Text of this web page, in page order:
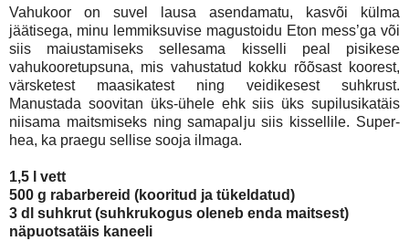
Vahukoor on suvel lausa asendamatu, kasvõi külma
jäätisega, minu lemmiksuvise magustoidu Eton mess’ga või
siis maiustamiseks sellesama kisselli peal pisikese
vahukooretupsuna, mis vahustatud kokku rõõsast koorest,
värsketest maasikatest ning veidikesest suhkrust.
Manustada soovitan üks-ühele ehk siis üks supilusikatäis
niisama maitsmiseks ning samapalju siis kissellile. Super-
hea, ka praegu sellise sooja ilmaga.
1,5 l vett
500 g rabarbereid (kooritud ja tükeldatud)
3 dl suhkrut (suhkrukogus oleneb enda maitsest)
näpuotsatäis kaneeli